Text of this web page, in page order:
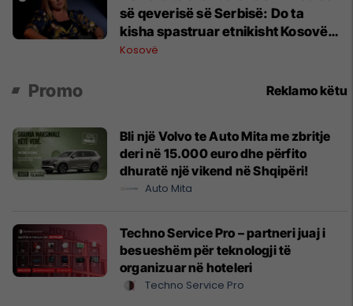
së qeverisë së Serbisë: Do ta
kisha spastruar etnikisht Kosovën
në vitin 1998
Kosovë
Promo Reklamo këtu
Bli një Volvo te Auto Mita me zbritje
deri në 15.000 euro dhe përfito
dhuratë një vikend në Shqipëri!
Auto Mita
Techno Service Pro – partneri juaj i
besueshëm për teknologji të
organizuar në hoteleri
Techno Service Pro